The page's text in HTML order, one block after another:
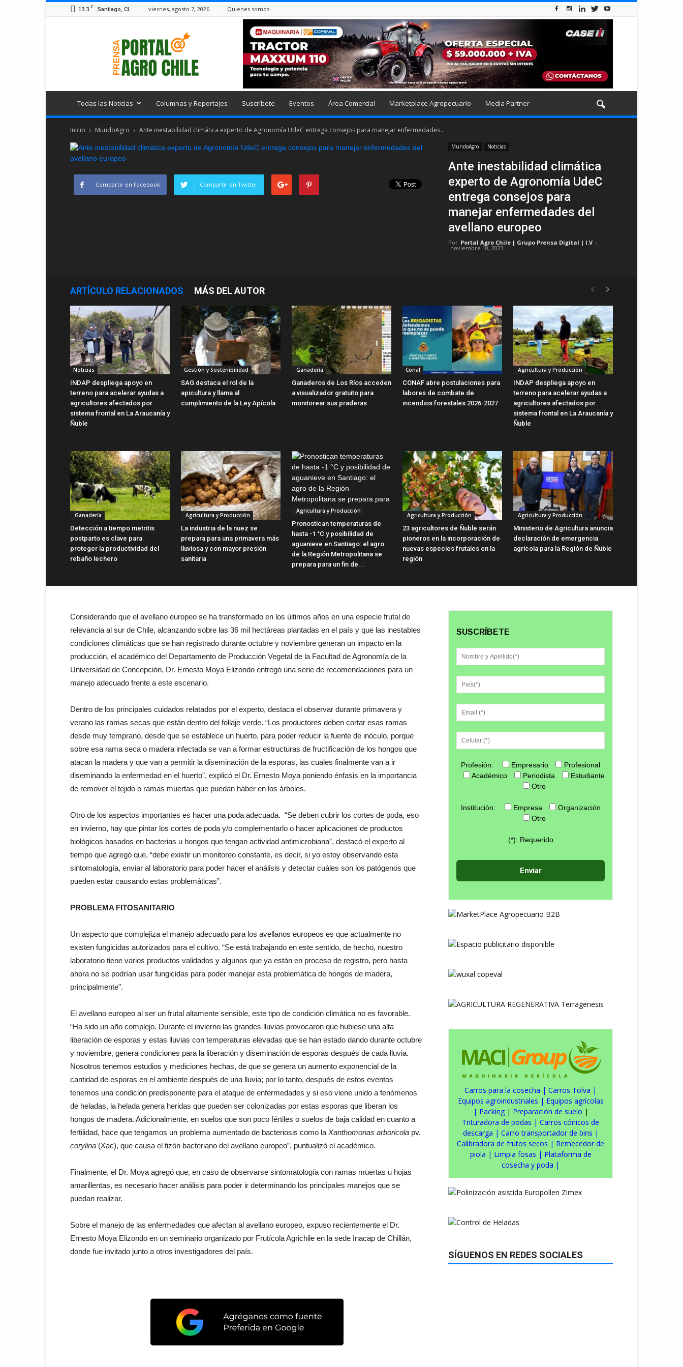
13.3 C Santiago, CL viernes, agosto 7, 2026 Quienes somos
Todas las Noticias Columnas y Reportajes Suscríbete Eventos Área Comercial Marketplace Agropecuario Media Partner
Inicio MundoAgro Ante inestabilidad climática experto de Agronomía UdeC entrega consejos para manejar enfermedades...
MundoAgro Noticias
Ante inestabilidad climática
experto de Agronomía UdeC
entrega consejos para
manejar enfermedades del
avellano europeo
Por Portal Agro Chile | Grupo Prensa Digital | I.V -
noviembre 10, 2023
Compartir en Facebook Compartir en Twitter
ARTÍCULO RELACIONADOS MÁS DEL AUTOR
Noticias
INDAP despliega apoyo en
terreno para acelerar ayudas a
agricultores afectados por
sistema frontal en La Araucanía y
Ñuble
Gestión y Sostenibilidad
SAG destaca el rol de la
apicultura y llama al
cumplimiento de la Ley Apícola
Ganadería
Ganaderos de Los Ríos acceden
a visualizador gratuito para
monitorear sus praderas
Conaf
CONAF abre postulaciones para
labores de combate de
incendios forestales 2026-2027
Agricultura y Producción
INDAP despliega apoyo en
terreno para acelerar ayudas a
agricultores afectados por
sistema frontal en La Araucanía y
Ñuble
Ganadería
Detección a tiempo metritis
postparto es clave para
proteger la productividad del
rebaño lechero
Agricultura y Producción
La industria de la nuez se
prepara para una primavera más
lluviosa y con mayor presión
sanitaria
Agricultura y Producción
Pronostican temperaturas de
hasta -1 °C y posibilidad de
aguanieve en Santiago: el agro
de la Región Metropolitana se
prepara para un fin de...
Agricultura y Producción
23 agricultores de Ñuble serán
pioneros en la incorporación de
nuevas especies frutales en la
región
Agricultura y Producción
Ministerio de Agricultura anuncia
declaración de emergencia
agrícola para la Región de Ñuble
Considerando que el avellano europeo se ha transformado en los últimos años en una especie frutal de
relevancia al sur de Chile, alcanzando sobre las 36 mil hectáreas plantadas en el país y que las inestables
condiciones climáticas que se han registrado durante octubre y noviembre generan un impacto en la
producción, el académico del Departamento de Producción Vegetal de la Facultad de Agronomía de la
Universidad de Concepción, Dr. Ernesto Moya Elizondo entregó una serie de recomendaciones para un
manejo adecuado frente a este escenario.
Dentro de los principales cuidados relatados por el experto, destaca el observar durante primavera y
verano las ramas secas que están dentro del follaje verde. “Los productores deben cortar esas ramas
desde muy temprano, desde que se establece un huerto, para poder reducir la fuente de inóculo, porque
sobre esa rama seca o madera infectada se van a formar estructuras de fructificación de los hongos que
atacan la madera y que van a permitir la diseminación de la esporas, las cuales finalmente van a ir
diseminando la enfermedad en el huerto”, explicó el Dr. Ernesto Moya poniendo énfasis en la importancia
de remover el tejido o ramas muertas que puedan haber en los árboles.
Otro de los aspectos importantes es hacer una poda adecuada. “Se deben cubrir los cortes de poda, eso
en invierno, hay que pintar los cortes de poda y/o complementarlo o hacer aplicaciones de productos
biológicos basados en bacterias u hongos que tengan actividad antimicrobiana”, destacó el experto al
tiempo que agregó que, “debe existir un monitoreo constante, es decir, si yo estoy observando esta
sintomatología, enviar al laboratorio para poder hacer el análisis y detectar cuáles son los patógenos que
pueden estar causando estas problemáticas”.
PROBLEMA FITOSANITARIO
Un aspecto que complejiza el manejo adecuado para los avellanos europeos es que actualmente no
existen fungicidas autorizados para el cultivo. “Se está trabajando en este sentido, de hecho, nuestro
laboratorio tiene varios productos validados y algunos que ya están en proceso de registro, pero hasta
ahora no se podrían usar fungicidas para poder manejar esta problemática de hongos de madera,
principalmente”.
El avellano europeo al ser un frutal altamente sensible, este tipo de condición climática no es favorable.
“Ha sido un año complejo. Durante el invierno las grandes lluvias provocaron que hubiese una alta
liberación de esporas y estas lluvias con temperaturas elevadas que se han estado dando durante octubre
y noviembre, genera condiciones para la liberación y diseminación de esporas después de cada lluvia.
Nosotros tenemos estudios y mediciones hechas, de que se genera un aumento exponencial de la
cantidad de esporas en el ambiente después de una lluvia; por lo tanto, después de estos eventos
tenemos una condición predisponente para el ataque de enfermedades y si eso viene unido a fenómenos
de heladas, la helada genera heridas que pueden ser colonizadas por estas esporas que liberan los
hongos de madera. Adicionalmente, en suelos que son poco fértiles o suelos de baja calidad en cuanto a
fertilidad, hace que tengamos un problema aumentado de bacteriosis como la Xanthomonas arboricola pv.
corylina (Xac), que causa el tizón bacteriano del avellano europeo”, puntualizó el académico.
Finalmente, el Dr. Moya agregó que, en caso de observarse sintomatología con ramas muertas u hojas
amarillentas, es necesario hacer análisis para poder ir determinando los principales manejos que se
puedan realizar.
Sobre el manejo de las enfermedades que afectan al avellano europeo, expuso recientemente el Dr.
Ernesto Moya Elizondo en un seminario organizado por Frutícola Agrichile en la sede Inacap de Chillán,
donde fue invitado junto a otros investigadores del país.
SUSCRÍBETE
Profesión: Empresario
Profesional
Académico
Periodista
Estudiante
Otro
Institución: Empresa
Organización
Otro
(*): Requerido
Carros para la cosecha | Carros Tolva |
Equipos agroindustriales | Equipos agrícolas
| Packing| Preparación de suelo |
Trituradora de podas | Carros cónicos de
descarga | Carro transportador de bins |
Calibradora de frutos secos | Remecedor de
piola | Limpia fosas | Plataforma de
cosecha y poda |
SÍGUENOS EN REDES SOCIALES